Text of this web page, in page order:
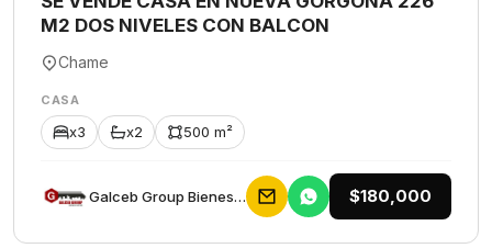
M2 DOS NIVELES CON BALCON
Chame
CASA
x3 x2 500 m²
Galceb Group Bienes Raices $180,000